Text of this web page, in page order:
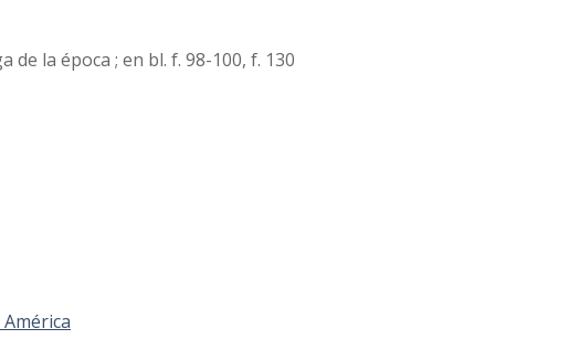
de la época ; en bl. f. 98-100, f. 130